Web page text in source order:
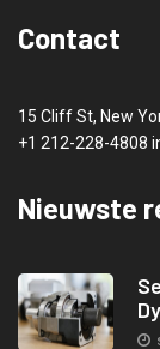
Contact
15 Cliff St, New
+1 212-228-4808
Nieuwste